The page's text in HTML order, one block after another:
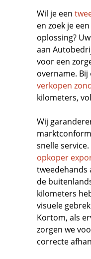
Wil je een
en zoek je
oplossing? Uw
aan
voor een
overname. Bij
verkopen
kilometers,
Wij
snelle
opkoper
tweedehands
de
kilometers
visuele
Kortom, als
zorgen we
correcte